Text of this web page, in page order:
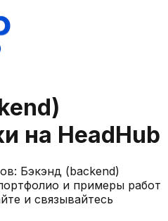
на HeadHub
Бэкэнд (backend)
и примеры работ
и связывайтесь